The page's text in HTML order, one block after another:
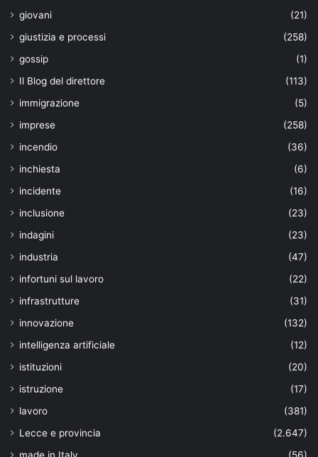
giovani
(21)
giustizia e processi
(258)
gossip
(1)
Il Blog del direttore
(113)
immigrazione
(5)
imprese
(258)
incendio
(36)
inchiesta
(6)
incidente
(16)
inclusione
(23)
indagini
(23)
industria
(47)
infortuni sul lavoro
(22)
infrastrutture
(31)
innovazione
(132)
intelligenza artificiale
(12)
istituzioni
(20)
istruzione
(17)
lavoro
(381)
Lecce e provincia
(2.647)